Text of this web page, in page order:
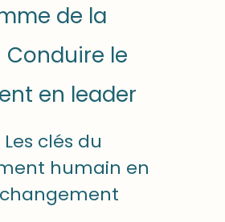
de la
le
en leader
clés du
humain en